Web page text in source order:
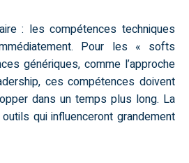
: les compétences techniques
Pour les « softs
génériques, comme l’approche
ces compétences doivent
dans un temps plus long. La
qui influenceront grandement